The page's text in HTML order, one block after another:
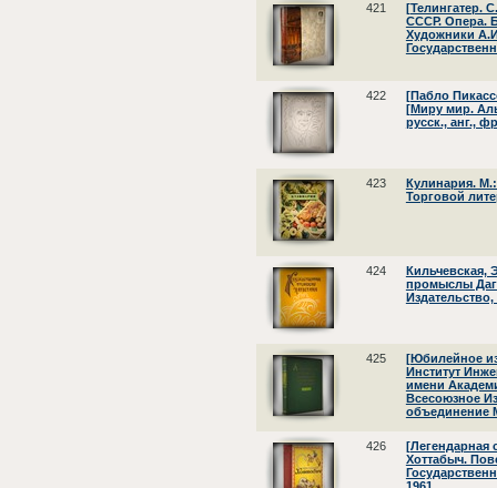
421
[Телингатер.
СССР. Опера.
Художники
422
[Пабло
[Миру мир.
русск., анг.,
423
Кулинария.
Торговой
424
Кильчевская,
промыслы
Издательство,
425
[Юбилейное
Институт
имени
Всесоюзное
объединение
426
[Легендарная
Хоттабыч.